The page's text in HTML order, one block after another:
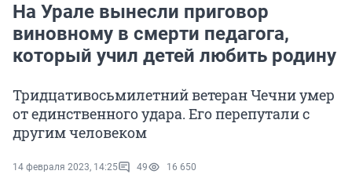
На Урале вынесли приговор
виновному в смерти педагога,
который учил детей любить родину
Тридцативосьмилетний ветеран Чечни умер
от единственного удара. Его перепутали с
другим человеком
14 февраля 2023, 14:25 49 16 650